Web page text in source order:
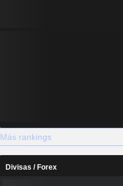
Más rankings
Divisas / Forex